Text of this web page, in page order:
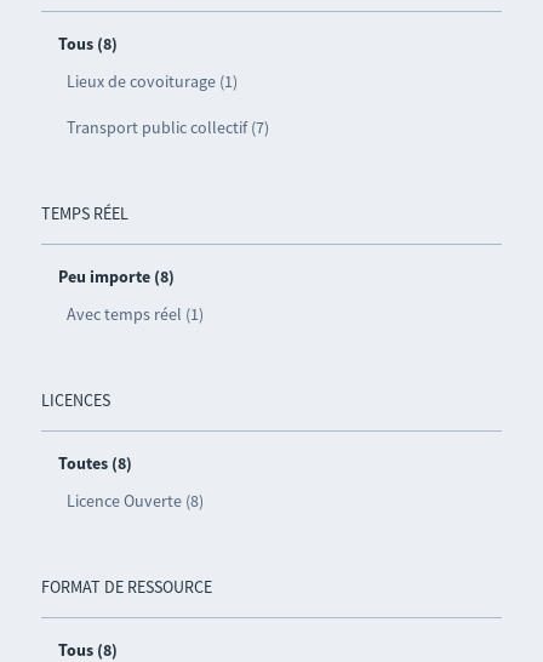
Tous (8)
Lieux de covoiturage (1)
Transport public collectif (7)
TEMPS RÉEL
Peu importe (8)
Avec temps réel (1)
LICENCES
Toutes (8)
Licence Ouverte (8)
FORMAT DE RESSOURCE
Tous (8)